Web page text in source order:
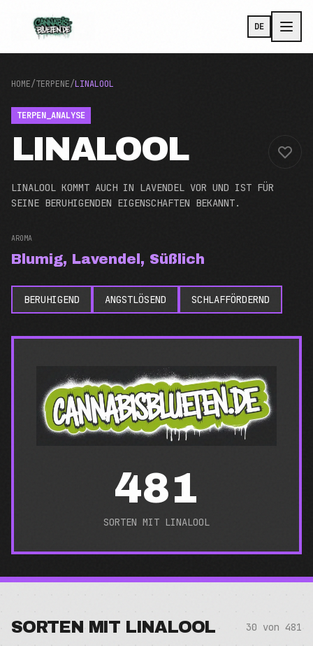
DE
HOME/TERPENE/LINALOOL
TERPEN_ANALYSE
LINALOOL
LINALOOL KOMMT AUCH IN LAVENDEL VOR UND IST FÜR
SEINE BERUHIGENDEN EIGENSCHAFTEN BEKANNT.
AROMA
Blumig, Lavendel, Süßlich
BERUHIGEND ANGSTLÖSEND SCHLAFFÖRDERND
481
SORTEN MIT LINALOOL
SORTEN MIT LINALOOL 30 von 481